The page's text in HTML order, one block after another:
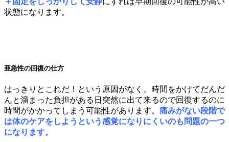
状態になります。
亜急性の回復の仕方
はっきりとこれだ！という原因がなく、時間をかけてだんだ
んと溜まった負担がある日突然に出て来るので回復するのに
時間がかかってしまう可能性があります。 痛みがない段階で
は体のケアをしようという感覚になりにくいのも問題の一つ
になります。